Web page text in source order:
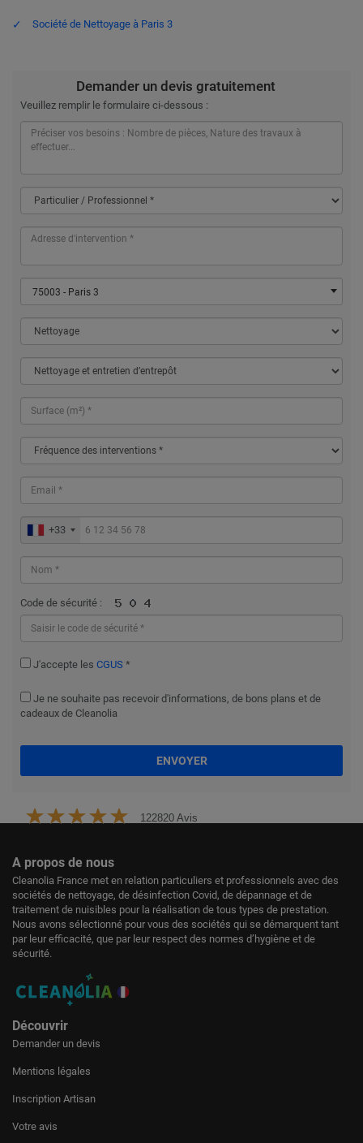
Société de Nettoyage à Paris 3
Demander un devis gratuitement
Veuillez remplir le formulaire ci-dessous :
75003 - Paris 3
+33
Code de sécurité :
J'accepte les CGUS *
Je ne souhaite pas recevoir d'informations, de bons plans et de
cadeaux de Cleanolia
ENVOYER
122820 Avis
A propos de nous
Cleanolia France met en relation particuliers et professionnels avec des
sociétés de nettoyage, de désinfection Covid, de dépannage et de
traitement de nuisibles pour la réalisation de tous types de prestation.
Nous avons sélectionné pour vous des sociétés qui se démarquent tant
par leur efficacité, que par leur respect des normes d’hygiène et de
sécurité.
Découvrir
Demander un devis
Mentions légales
Inscription Artisan
Votre avis